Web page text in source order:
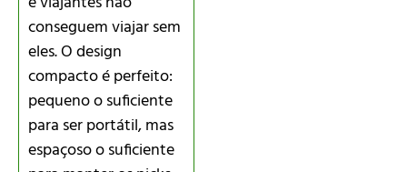
conseguem viajar sem
eles. O design
compacto é perfeito:
pequeno o suficiente
para ser portátil, mas
espaçoso o suficiente